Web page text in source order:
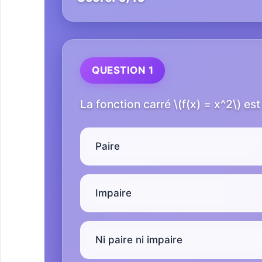
QUESTION 1
La fonction carré \(f(x) = x^2\) est
Paire
Impaire
Ni paire ni impaire